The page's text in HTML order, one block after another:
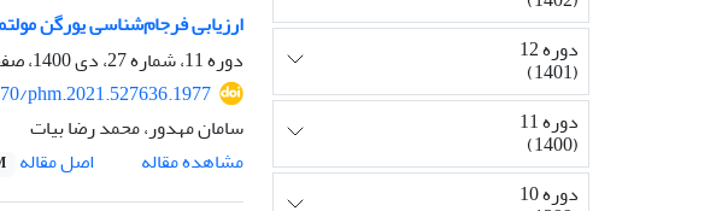
ارزیابی فرجام‌شناسی یورگن
دوره 11، شماره 27، دی 1400، صفحه
phm.2021.527636.1977
سامان مهدور، محمد رضا بیات
مشاهده مقاله
اصل مقاله
دوره 12
(1401)
دوره 11
(1400)
دوره 10